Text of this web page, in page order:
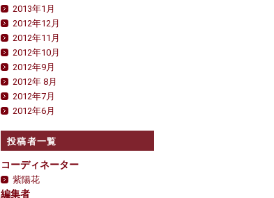
2013年1月
2012年12月
2012年11月
2012年10月
2012年9月
2012年 8月
2012年7月
2012年6月
投稿者一覧
コーディネーター
紫陽花
編集者